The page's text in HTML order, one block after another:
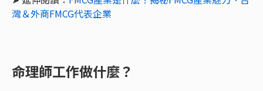
灣＆外商FMCG代表企業
命理師工作做什麼？